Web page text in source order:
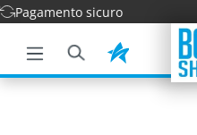
principale